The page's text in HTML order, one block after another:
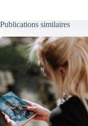
Publications similaires